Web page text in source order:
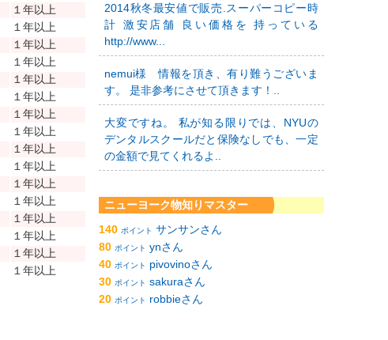
１年以上
１年以上
１年以上
１年以上
１年以上
１年以上
１年以上
１年以上
１年以上
１年以上
１年以上
１年以上
１年以上
１年以上
１年以上
１年以上
2014秋冬最安値で販売.スーパーコピー時
計 激安店舗 良い価格を 持っている
http://www...
nemui様 情報を頂き、有り難うございま
す。 是非参考にさせて頂きます！..
大変ですね。 私が知る限りでは、NYUの
デンタルスクールだと保険なしでも、一定
の金額で見てくれるよ..
ニューヨーク物知りマスター
140 ポイント サンサンさん
80 ポイント ynさん
40 ポイント
pivovinoさん
30 ポイント sakuraさん
20 ポイント robbieさん